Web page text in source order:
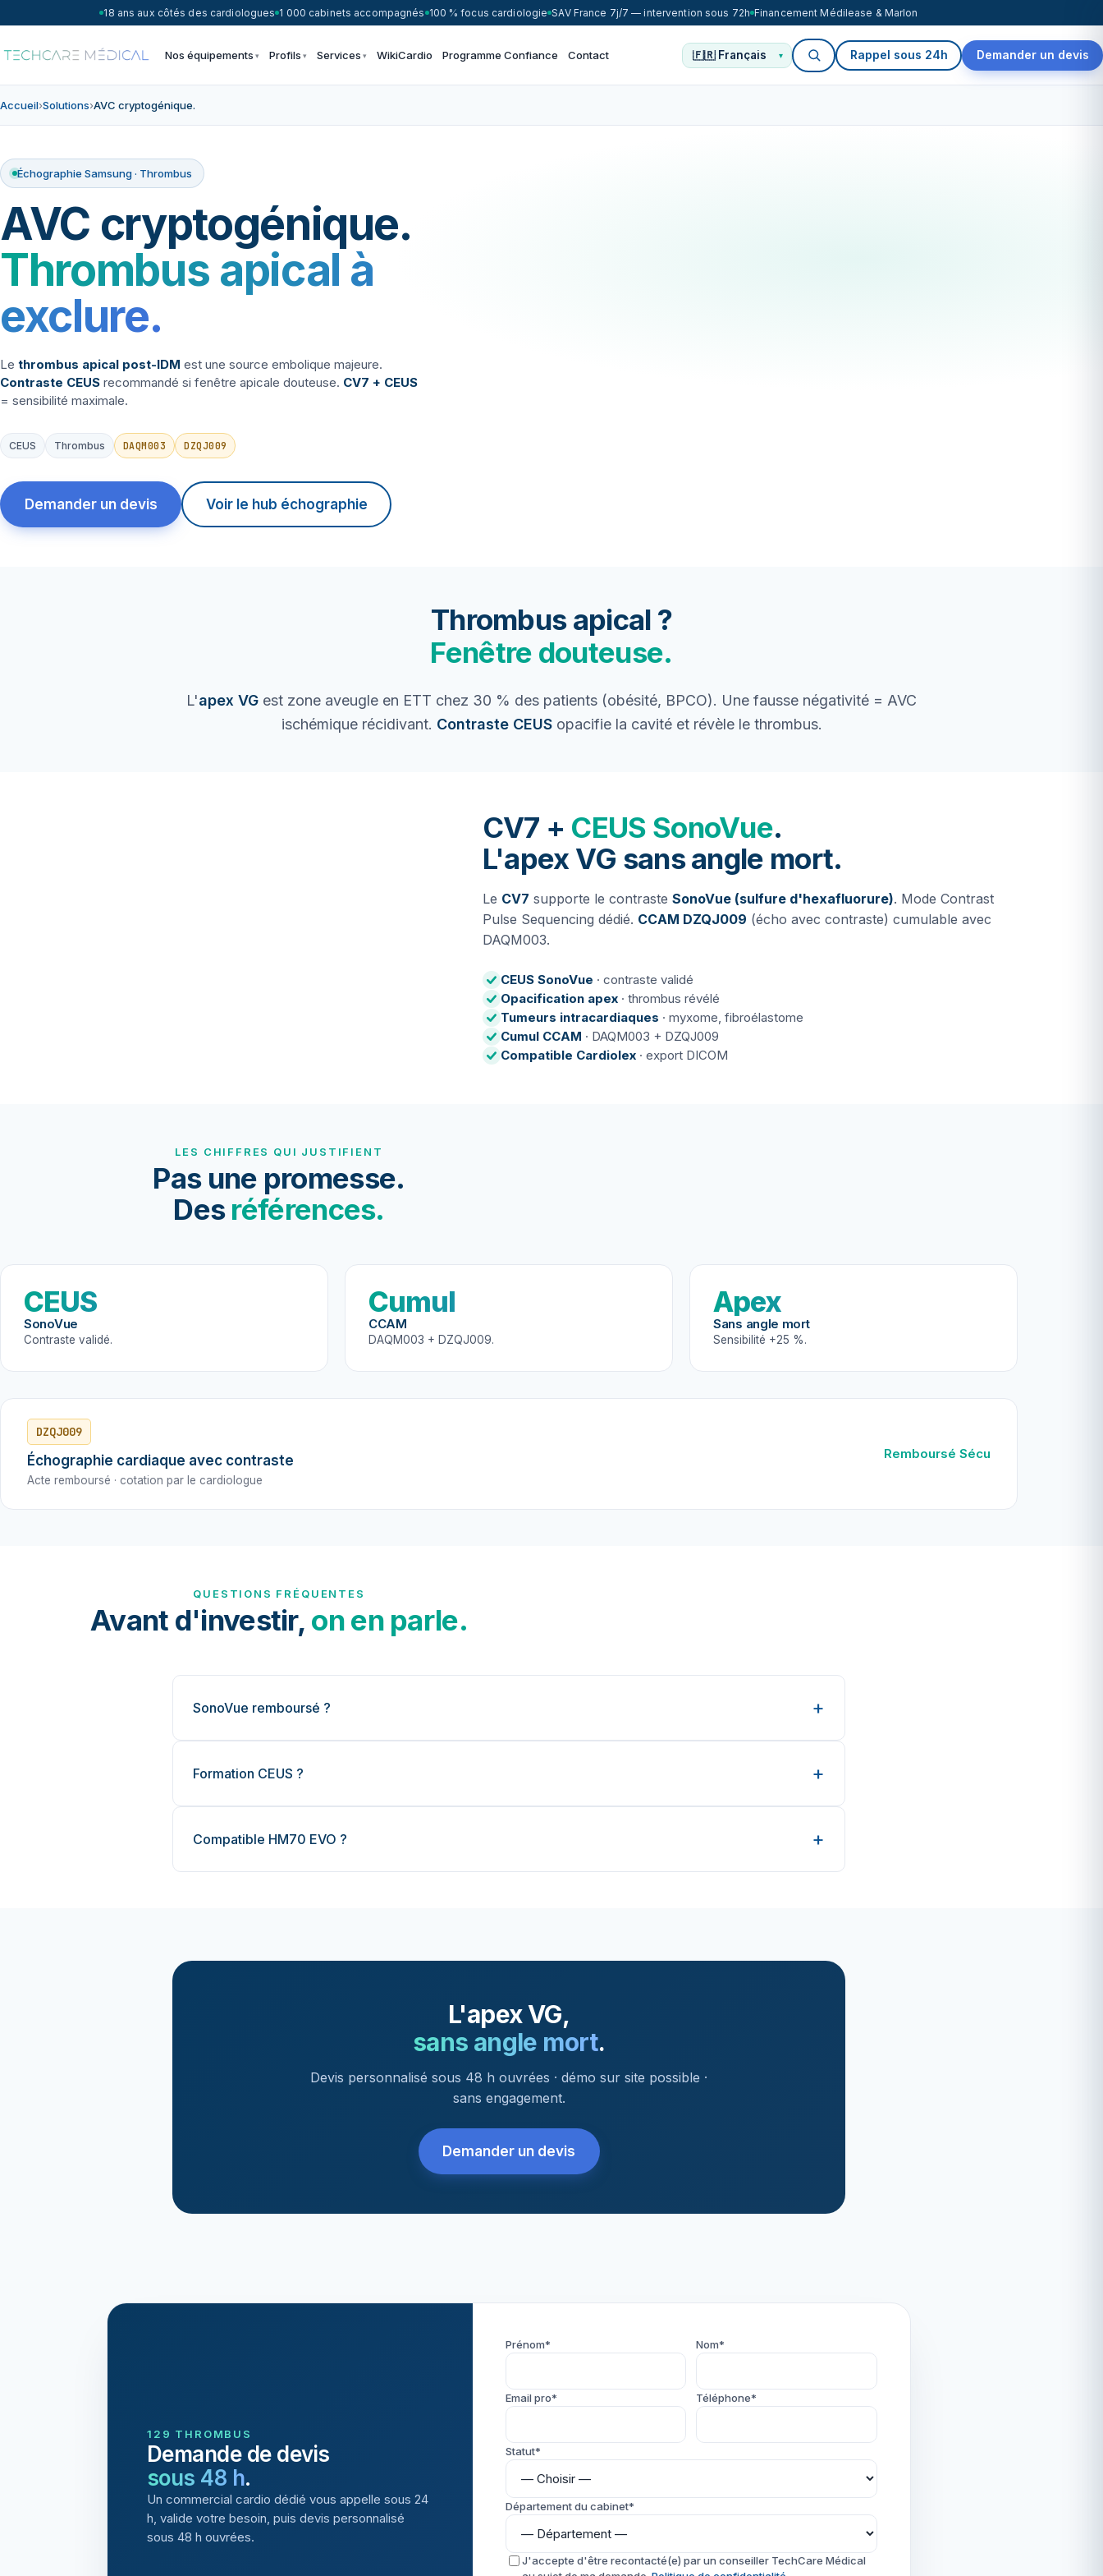
18 ans aux côtés des cardiologues 1 000 cabinets accompagnés 100 % focus cardiologie SAV France 7j/7 — intervention sous 72h Financement Médilease & Marlon
Nos équipements Profils Services WikiCardio Programme Confiance Contact Rappel sous 24h Demander un devis
Accueil›Solutions›AVC cryptogénique.
Échographie Samsung · Thrombus
AVC cryptogénique.
Thrombus apical à
exclure.
Le thrombus apical post-IDM est une source embolique majeure.
Contraste CEUS recommandé si fenêtre apicale douteuse. CV7 + CEUS
= sensibilité maximale.
CEUS Thrombus DAQM003 DZQJ009
Demander un devis Voir le hub échographie
Thrombus apical ?
Fenêtre douteuse.
L'apex VG est zone aveugle en ETT chez 30 % des patients (obésité, BPCO). Une fausse négativité = AVC
ischémique récidivant. Contraste CEUSopacifie la cavité et révèle le thrombus.
CV7 + CEUS SonoVue.
L'apex VG sans angle mort.
Le CV7 supporte le contraste SonoVue (sulfure d'hexafluorure). Mode Contrast
Pulse Sequencing dédié. CCAM DZQJ009 (écho avec contraste) cumulable avec
DAQM003.
CEUS SonoVue · contraste validé
Opacification apex· thrombus révélé
Tumeurs intracardiaques · myxome, fibroélastome
Cumul CCAM · DAQM003 + DZQJ009
Compatible Cardiolex· export DICOM
LES CHIFFRES QUI JUSTIFIENT
Pas une promesse.
Desréférences.
CEUS
SonoVue
Contraste validé.
Cumul
CCAM
DAQM003 + DZQJ009.
Apex
Sans angle mort
Sensibilité +25 %.
DZQJ009
Échographie cardiaque avec contraste
Acte remboursé · cotation par le cardiologue
Remboursé Sécu
QUESTIONS FRÉQUENTES
Avant d'investir, on en parle.
SonoVue remboursé ?
Formation CEUS ?
Compatible HM70 EVO ?
L'apex VG,
sans angle mort.
Devis personnalisé sous 48 h ouvrées · démo sur site possible ·
sans engagement.
Demander un devis
129 THROMBUS
Demande de devis
sous 48 h.
Un commercial cardio dédié vous appelle sous 24
h, valide votre besoin, puis devis personnalisé
sous 48 h ouvrées.
Prénom* Nom*
Email pro* Téléphone*
Statut*
Département du cabinet*
J'accepte d'être recontacté(e) par un conseiller TechCare Médical